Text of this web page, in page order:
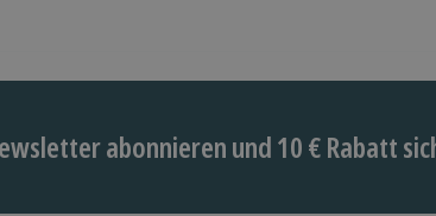
abonnieren und 10 € Rabatt